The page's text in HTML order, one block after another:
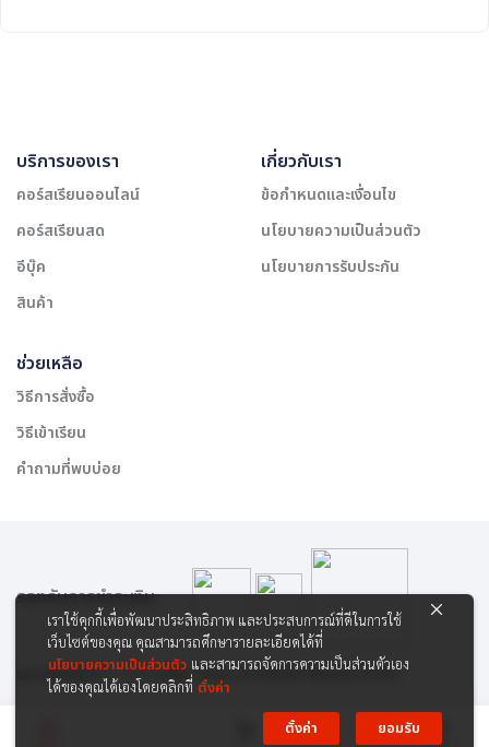
บริการของเรา
คอร์สเรียนออนไลน์
คอร์สเรียนสด
อีบุ๊ค
สินค้า
เกี่ยวกับเรา
ข้อกำหนดและเงื่อนไข
นโยบายความเป็นส่วนตัว
นโยบายการรับประกัน
ช่วยเหลือ
วิธีการสั่งซื้อ
วิธีเข้าเรียน
คำถามที่พบบ่อย
สงวนลิขสิทธิ์ © 2565 บริษัท สยาม เคาเซิลลิ่ง เซ็นเตอร์ จำกัด
รองรับการชำระเงิน:
เราใช้คุกกี้เพื่อพัฒนาประสิทธิภาพ และประสบการณ์ที่ดีในการใช้
เว็บไซต์ของคุณ คุณสามารถศึกษารายละเอียดได้ที่
นโยบายความเป็นส่วนตัว และสามารถจัดการความเป็นส่วนตัวเอง
ได้ของคุณได้เองโดยคลิกที่ ตั้งค่า
ตั้งค่า
ยอมรับ